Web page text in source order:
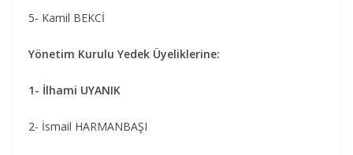
5- Kamil BEKCİ
Yönetim Kurulu Yedek Üyeliklerine:
1- İlhami UYANIK
2- İsmail HARMANBAŞI